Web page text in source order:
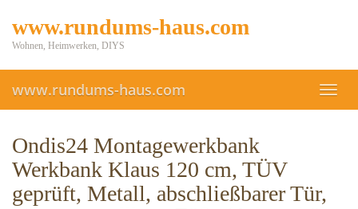
mainwww.rundums-haus.com
Wohnen, Heimwerken, DIYS
www.rundums-haus.com
Ondis24 Montagewerkbank
Werkbank Klaus 120 cm, TÜV
geprüft, Metall, abschließbarer Tür,